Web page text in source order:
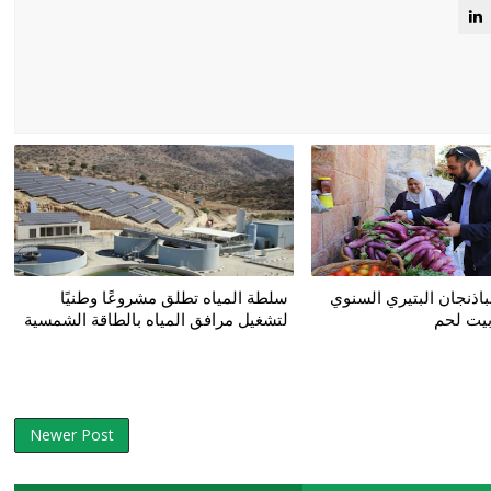
سلطة المياه تطلق مشروعًا وطنيًا
لتشغيل مرافق المياه بالطاقة الشمسية
البتيري السنوي
لحم
Newer Post